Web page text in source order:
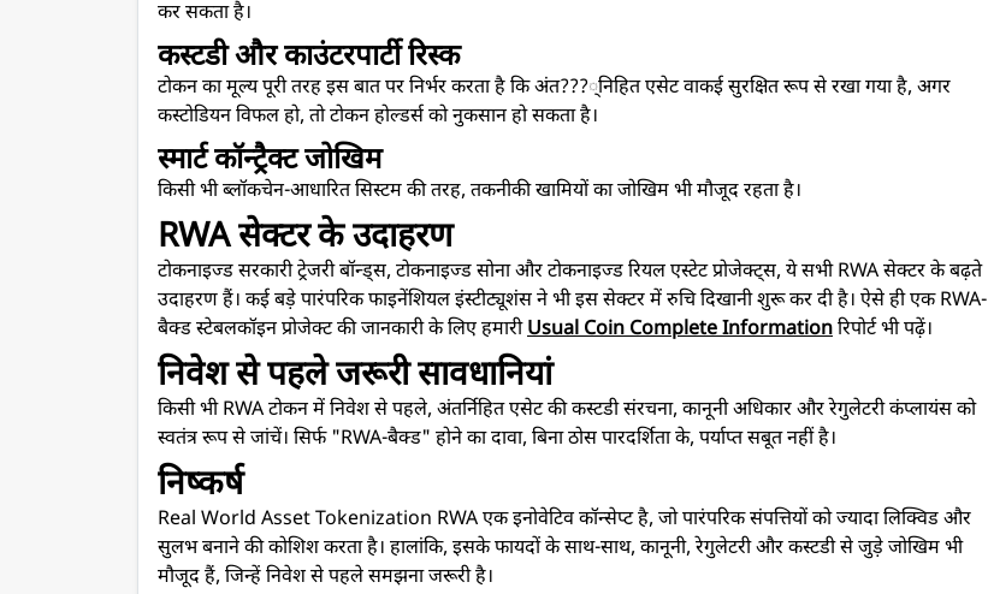
कर सकता है।
कस्टडी और काउंटरपार्टी रिस्क
टोकन का मूल्य पूरी तरह इस बात पर निर्भर करता है कि अंत???्निहित एसेट वाकई सुरक्षित रूप से रखा गया है, अगर
कस्टोडियन विफल हो, तो टोकन होल्डर्स को नुकसान हो सकता है।
स्मार्ट कॉन्ट्रैक्ट जोखिम
किसी भी ब्लॉकचेन-आधारित सिस्टम की तरह, तकनीकी खामियों का जोखिम भी मौजूद रहता है।
RWA सेक्टर के उदाहरण
टोकनाइज्ड सरकारी ट्रेजरी बॉन्ड्स, टोकनाइज्ड सोना और टोकनाइज्ड रियल एस्टेट प्रोजेक्ट्स, ये सभी RWA सेक्टर के बढ़ते
उदाहरण हैं। कई बड़े पारंपरिक फाइनेंशियल इंस्टीट्यूशंस ने भी इस सेक्टर में रुचि दिखानी शुरू कर दी है। ऐसे ही एक RWA-
बैक्ड स्टेबलकॉइन प्रोजेक्ट की जानकारी के लिए हमारीUsual Coin Complete Informationरिपोर्ट भी पढ़ें।
निवेश से पहले जरूरी सावधानियां
किसी भी RWA टोकन में निवेश से पहले, अंतर्निहित एसेट की कस्टडी संरचना, कानूनी अधिकार और रेगुलेटरी कंप्लायंस को
स्वतंत्र रूप से जांचें। सिर्फ "RWA-बैक्ड" होने का दावा, बिना ठोस पारदर्शिता के, पर्याप्त सबूत नहीं है।
निष्कर्ष
Real World Asset Tokenization RWA एक इनोवेटिव कॉन्सेप्ट है, जो पारंपरिक संपत्तियों को ज्यादा लिक्विड और
सुलभ बनाने की कोशिश करता है। हालांकि, इसके फायदों के साथ-साथ, कानूनी, रेगुलेटरी और कस्टडी से जुड़े जोखिम भी
मौजूद हैं, जिन्हें निवेश से पहले समझना जरूरी है।